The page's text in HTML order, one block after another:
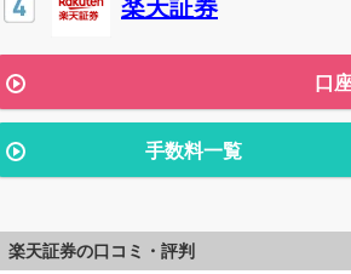
楽天証券
口
手数料一覧
楽天証券の口コミ・評判